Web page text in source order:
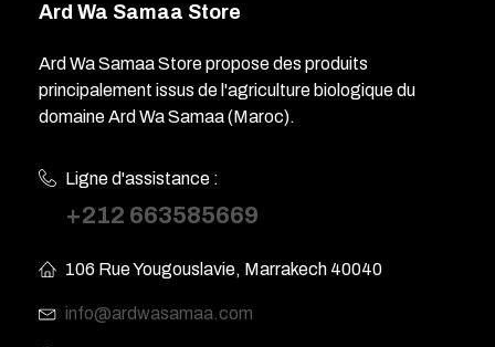
Ard Wa Samaa Store
Ard Wa Samaa Store propose des produits
principalement issus de l'agriculture biologique du
domaine Ard Wa Samaa (Maroc).
Ligne d'assistance :
+212 663585669
106 Rue Yougouslavie, Marrakech 40040
info@ardwasamaa.com